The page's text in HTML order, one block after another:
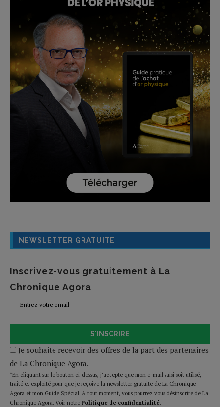
NEWSLETTER GRATUITE
Inscrivez-vous gratuitement à La
Chronique Agora
S'INSCRIRE
Je souhaite recevoir des offres de la part des partenaires
de La Chronique Agora.
*En cliquant sur le bouton ci-dessus, j’accepte que mon e-mail saisi soit utilisé,
traité et exploité pour que je reçoive la newsletter gratuite de La Chronique
Agora et mon Guide Spécial. A tout moment, vous pourrez vous désinscrire de La
Chronique Agora. Voir notre Politique de confidentialité.